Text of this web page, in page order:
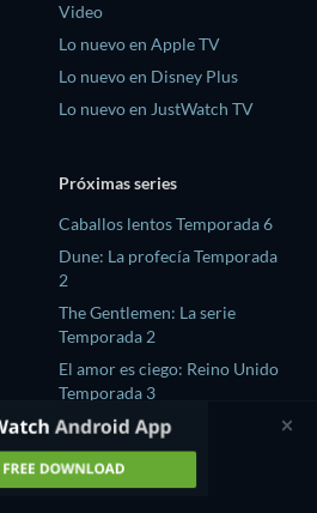
Video
Lo nuevo en Apple TV
Lo nuevo en Disney Plus
Lo nuevo en JustWatch TV
Próximas series
Caballos lentos Temporada 6
Dune: La profecía Temporada
2
The Gentlemen: La serie
Temporada 2
El amor es ciego: Reino Unido
Temporada 3
Chaebol X Detective
Temporada 2